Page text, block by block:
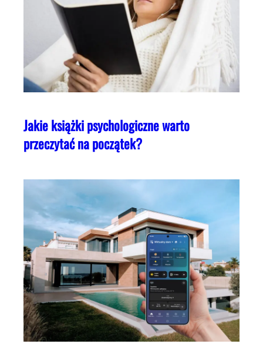
Jakie książki psychologiczne warto
przeczytać na początek?